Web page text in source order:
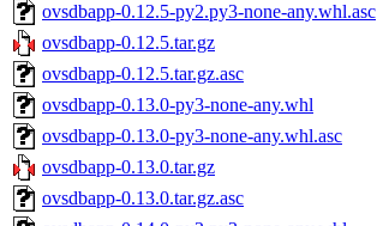
ovsdbapp-0.12.5-py2.py3-none-any.whl.asc
ovsdbapp-0.12.5.tar.gz
ovsdbapp-0.12.5.tar.gz.asc
ovsdbapp-0.13.0-py3-none-any.whl
ovsdbapp-0.13.0-py3-none-any.whl.asc
ovsdbapp-0.13.0.tar.gz
ovsdbapp-0.13.0.tar.gz.asc